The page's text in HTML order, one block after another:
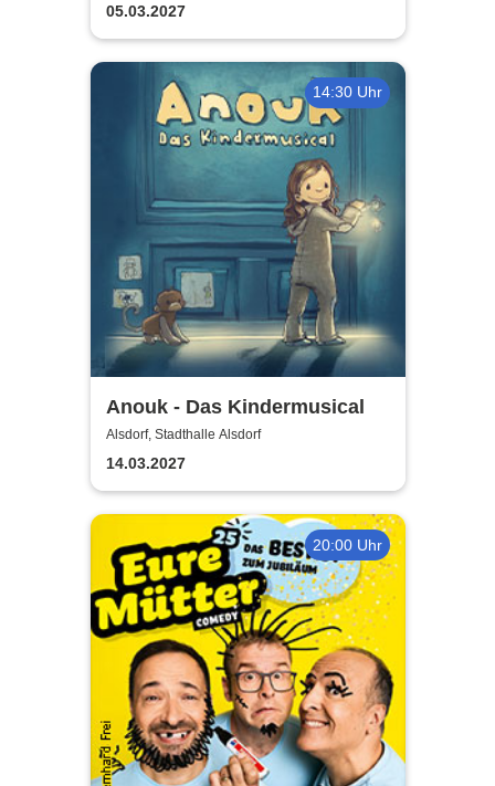
05.03.2027
14:30 Uhr
Anouk - Das Kindermusical
Alsdorf, Stadthalle Alsdorf
14.03.2027
20:00 Uhr